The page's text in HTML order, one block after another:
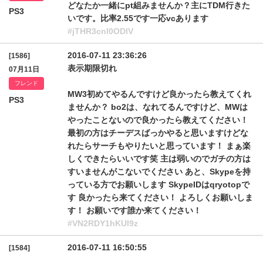
PS3
どなたか一緒にpt組みませんか？主にTDM行きた
いです。比率2.55です一応vcあります
#jTHR3cnl0ODlV
[1586]
07月11日
フレンド
PS3
2016-07-11 23:36:26
表示期限切れ
MW3初めてやるんですけど良かったら教えてくれ
ませんか？ bo2は、なれてるんですけど、MWは
やったことないので良かったら教えてください！
最初の方はチーデスばっかやると思いますけどな
れたらサーチもやりたいと思っています！ まぁ楽
しくできたらいいです笑 主は弱いのでガチの方は
すいませんがこないでください あと、Skypeを持
っている方でお願いします SkypeIDはqryotopで
す 良かったら来てください！ よろしくお願いしま
す！ お願いです誰か来てください！
#VN2RDY1hKUl9z
[1584]
2016-07-11 16:50:55